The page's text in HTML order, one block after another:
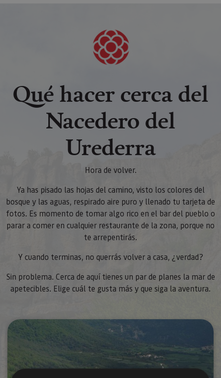
Qué hacer cerca del
Nacedero del
Urederra
Hora de volver.
Ya has pisado las hojas del camino, visto los colores del
bosque y las aguas, respirado aire puro y llenado tu tarjeta de
fotos. Es momento de tomar algo rico en el bar del pueblo o
parar a comer en cualquier restaurante de la zona, porque no
te arrepentirás.
Y cuando terminas, no querrás volver a casa, ¿verdad?
Sin problema. Cerca de aquí tienes un par de planes la mar de
apetecibles. Elige cuál te gusta más y que siga la aventura.